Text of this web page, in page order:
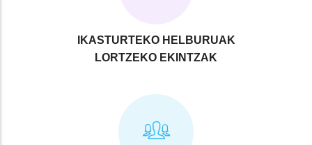
IKASTURTEKO HELBURUAK
LORTZEKO EKINTZAK